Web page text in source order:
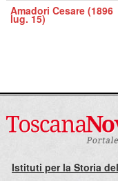
Amadori Cesare (1896
lug. 15)
Istituti per la Storia